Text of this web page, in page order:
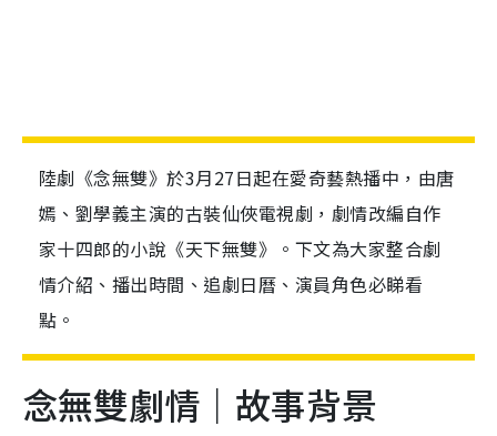
陸劇《念無雙》於3月27日起在愛奇藝熱播中，由唐
嫣、劉學義主演的古裝仙俠電視劇，劇情改編自作
家十四郎的小說《天下無雙》。下文為大家整合劇
情介紹、播出時間、追劇日曆、演員角色必睇看
點。
念無雙劇情｜故事背景